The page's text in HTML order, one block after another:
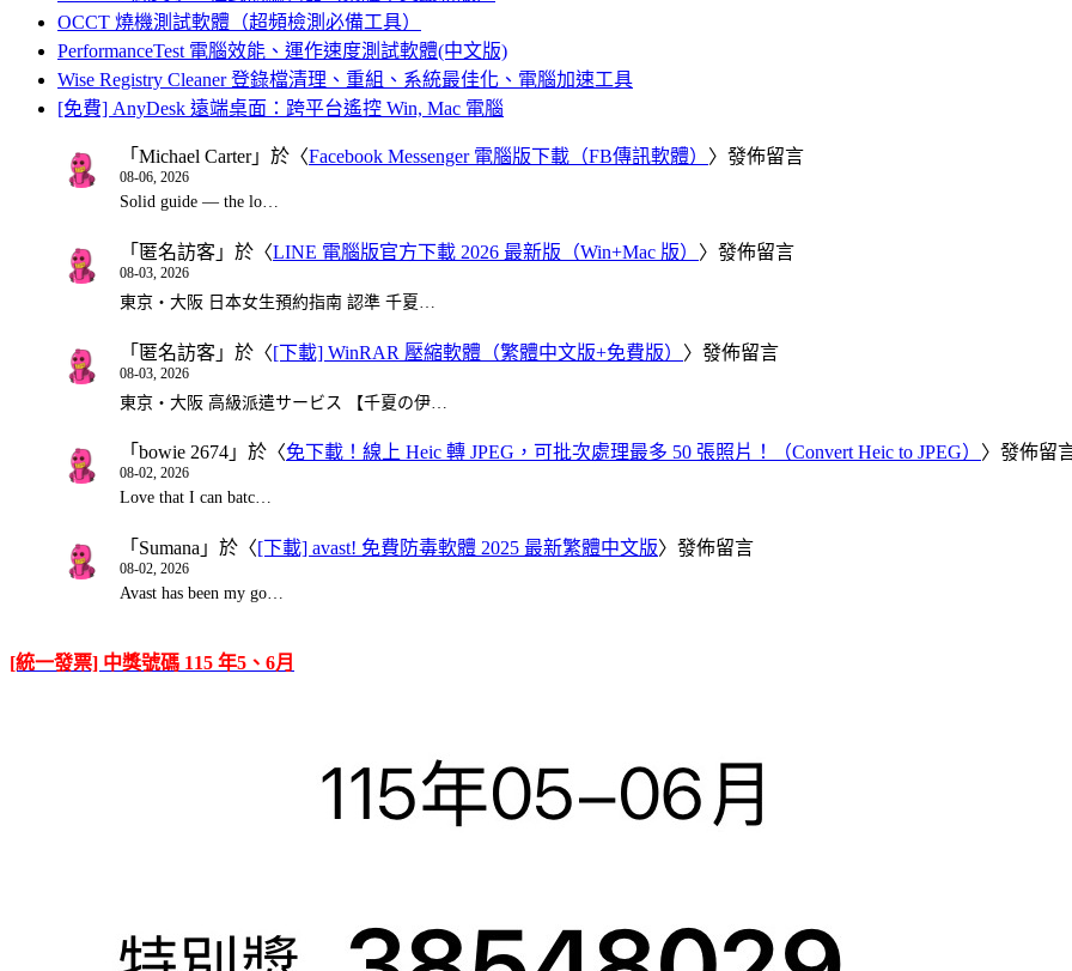
OCCT 燒機測試軟體（超頻檢測必備工具）
PerformanceTest 電腦效能、運作速度測試軟體(中文版)
Wise Registry Cleaner 登錄檔清理、重組、系統最佳化、電腦加速工具
[免費] AnyDesk 遠端桌面：跨平台遙控 Win, Mac 電腦
「 Michael Carter」於〈Facebook Messenger 電腦版下載（FB傳訊軟體） 〉發佈留言
08-06, 2026
Solid guide — the lo…
「 匿名訪客 」於〈LINE 電腦版官方下載 2026 最新版（Win+Mac 版） 〉發佈留言
08-03, 2026
東京・大阪 日本女生預約指南 認準 千夏…
「 匿名訪客 」於〈[下載] WinRAR 壓縮軟體（繁體中文版+免費版） 〉發佈留言
08-03, 2026
東京・大阪 高級派遣サービス 【千夏の伊…
「 bowie 2674 」於〈免下載！線上 Heic 轉 JPEG，可批次處理最多 50 張照片！（Convert Heic to JPEG） 〉發佈留
08-02, 2026
Love that I can batc…
「 Sumana 」於〈[下載] avast! 免費防毒軟體 2025 最新繁體中文版〉發佈留言
08-02, 2026
Avast has been my go…
[統一發票] 中獎號碼 115 年5、6月